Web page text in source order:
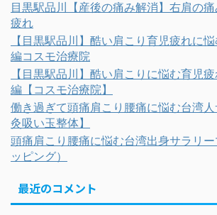
目黒駅品川【産後の痛み解消】右肩の
疲れ
【目黒駅品川】酷い肩こり育児疲れに
編コスモ治療院
【目黒駅品川】酷い肩こりに悩む育児
編【コスモ治療院】
働き過ぎて頭痛肩こり腰痛に悩む台湾
灸吸い玉整体】
頭痛肩こり腰痛に悩む台湾出身サラリ
ッピング）
最近のコメント